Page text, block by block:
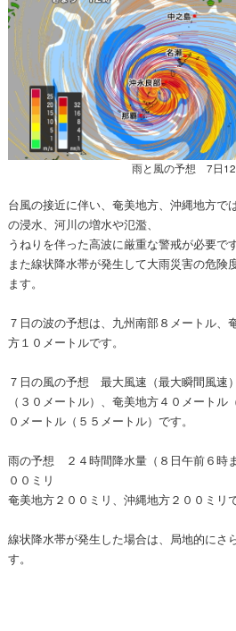
雨と風の予想 7日12
台風の接近に伴い、奄美地方、沖縄地方で
の浸水、河川の増水や氾濫、
うねりを伴った高波に厳重な警戒が必要です
また線状降水帯が発生して大雨災害の危険
ます。
７日の波の予想は、九州南部８メートル、
方１０メートルです。
７日の風の予想 最大風速（最大瞬間風速
（３０メートル）、奄美地方４０メートル
０メートル（５５メートル）です。
雨の予想 ２４時間降水量（８日午前６時
００ミリ
奄美地方２００ミリ、沖縄地方２００ミリで
線状降水帯が発生した場合は、局地的にさ
す。